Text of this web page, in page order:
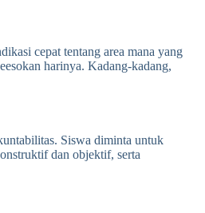
cepat tentang area mana yang
harinya. Kadang-kadang,
Siswa diminta untuk
dan objektif, serta